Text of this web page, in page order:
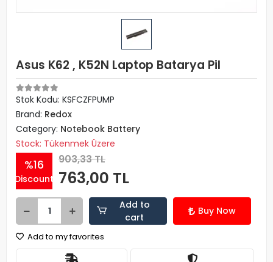
Asus K62 , K52N Laptop Batarya Pil
Stok Kodu: KSFCZFPUMP
Brand: Redox
Category: Notebook Battery
Stock: Tükenmek Üzere
%16
Discount
903,33 TL
763,00 TL
Add to
cart
Buy Now
Add to my favorites